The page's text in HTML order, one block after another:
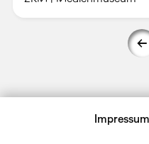
Impressum